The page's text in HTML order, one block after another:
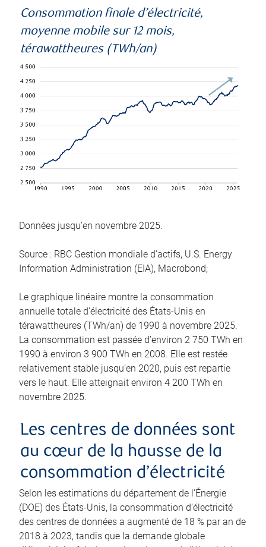
Consommation finale d’électricité,
moyenne mobile sur 12 mois,
térawattheures (TWh/an)
Données jusqu’en novembre 2025.
Source : RBC Gestion mondiale d’actifs, U.S. Energy
Information Administration (EIA), Macrobond;
Le graphique linéaire montre la consommation
annuelle totale d’électricité des États-Unis en
térawattheures (TWh/an) de 1990 à novembre 2025.
La consommation est passée d’environ 2 750 TWh en
1990 à environ 3 900 TWh en 2008. Elle est restée
relativement stable jusqu’en 2020, puis est repartie
vers le haut. Elle atteignait environ 4 200 TWh en
novembre 2025.
Les centres de données sont
au cœur de la hausse de la
consommation d’électricité
Selon les estimations du département de l’Énergie
(DOE) des États-Unis, la consommation d’électricité
des centres de données a augmenté de 18 % par an de
2018 à 2023, tandis que la demande globale